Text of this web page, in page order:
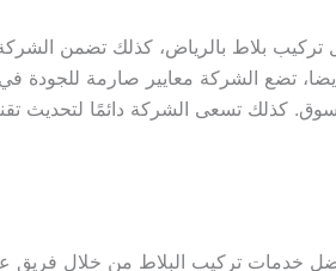
بلاط بالرياض، كذلك تضمن
أيضا، تضع الشركة معايير صارمة
كذلك تسعى الشركة دائمًا لتحديث
خدمات تركيب البلاط من خلال